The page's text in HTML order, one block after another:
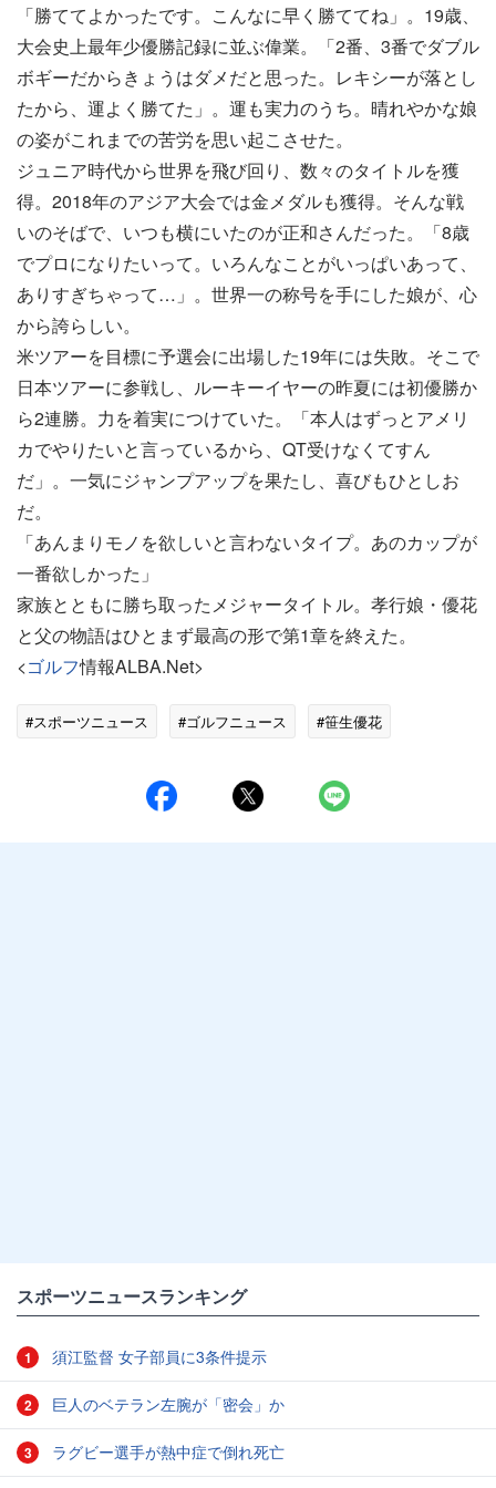
「勝ててよかったです。こんなに早く勝ててね」。19歳、
大会史上最年少優勝記録に並ぶ偉業。「2番、3番でダブル
ボギーだからきょうはダメだと思った。レキシーが落とし
たから、運よく勝てた」。運も実力のうち。晴れやかな娘
の姿がこれまでの苦労を思い起こさせた。
ジュニア時代から世界を飛び回り、数々のタイトルを獲
得。2018年のアジア大会では金メダルも獲得。そんな戦
いのそばで、いつも横にいたのが正和さんだった。「8歳
でプロになりたいって。いろんなことがいっぱいあって、
ありすぎちゃって…」。世界一の称号を手にした娘が、心
から誇らしい。
米ツアーを目標に予選会に出場した19年には失敗。そこで
日本ツアーに参戦し、ルーキーイヤーの昨夏には初優勝か
ら2連勝。力を着実につけていた。「本人はずっとアメリ
カでやりたいと言っているから、QT受けなくてすん
だ」。一気にジャンプアップを果たし、喜びもひとしお
だ。
「あんまりモノを欲しいと言わないタイプ。あのカップが
一番欲しかった」
家族とともに勝ち取ったメジャータイトル。孝行娘・優花
と父の物語はひとまず最高の形で第1章を終えた。
<ゴルフ情報ALBA.Net>
#スポーツニュース #ゴルフニュース #笹生優花
スポーツニュースランキング
1 須江監督 女子部員に3条件提示
2 巨人のベテラン左腕が「密会」か
3 ラグビー選手が熱中症で倒れ死亡